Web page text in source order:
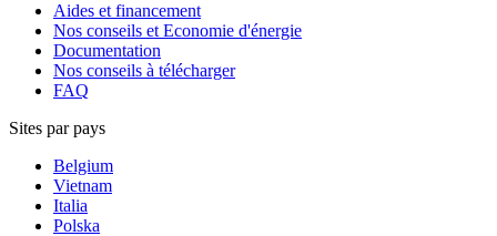
Aides et financement
Nos conseils et Economie d'énergie
Documentation
Nos conseils à télécharger
FAQ
Sites par pays
Belgium
Vietnam
Italia
Polska